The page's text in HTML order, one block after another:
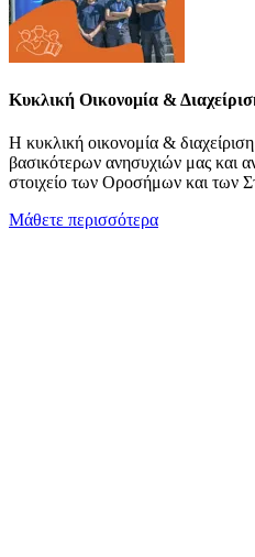
Κυκλική Οικονομία &
Η κυκλική οικονομία &
βασικότερων ανησυχιών μας και
στοιχείο των Οροσήμων και των
Μάθετε περισσότερα